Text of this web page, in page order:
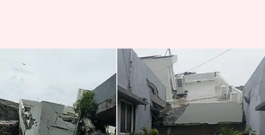
महाराष्ट्र: पुणे के पिंपरी-चिंचवड में
भारी बारिश के कारण इमारत गिरी,
15 से अधिक लोग फंसे
लेखन गजेंद्र Jul 08, 2026 03:46 pm